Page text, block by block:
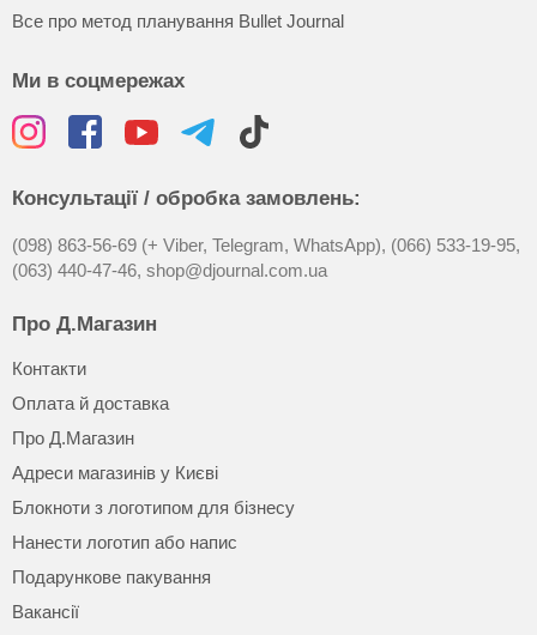
Все про метод планування Bullet Journal
Ми в соцмережах
Консультації / обробка замовлень:
(098) 863-56-69 (+ Viber, Telegram, WhatsApp), (066) 533-19-95,
(063) 440-47-46, shop@djournal.com.ua
Про Д.Магазин
Контакти
Оплата й доставка
Про Д.Магазин
Адреси магазинів у Києві
Блокноти з логотипом для бізнесу
Нанести логотип або напис
Подарункове пакування
Вакансії